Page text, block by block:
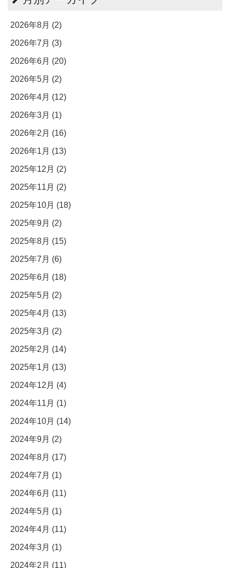
2026年8月 (2)
2026年7月 (3)
2026年6月 (20)
2026年5月 (2)
2026年4月 (12)
2026年3月 (1)
2026年2月 (16)
2026年1月 (13)
2025年12月 (2)
2025年11月 (2)
2025年10月 (18)
2025年9月 (2)
2025年8月 (15)
2025年7月 (6)
2025年6月 (18)
2025年5月 (2)
2025年4月 (13)
2025年3月 (2)
2025年2月 (14)
2025年1月 (13)
2024年12月 (4)
2024年11月 (1)
2024年10月 (14)
2024年9月 (2)
2024年8月 (17)
2024年7月 (1)
2024年6月 (11)
2024年5月 (1)
2024年4月 (11)
2024年3月 (1)
2024年2月 (11)